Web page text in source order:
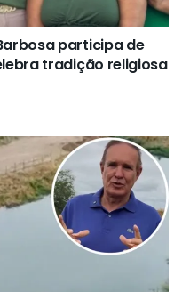
participa de
tradição religiosa